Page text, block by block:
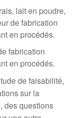
lait en poudre,
de fabrication
en procédés.
fabrication
en procédés.
de faisabilité,
sur la
des questions